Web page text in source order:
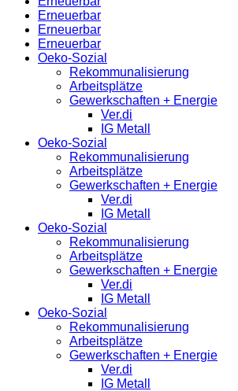
Erneuerbar
Erneuerbar
Erneuerbar
Oeko-Sozial
Rekommunalisierung
Arbeitsplätze
Gewerkschaften + Energie
Ver.di
IG Metall
Oeko-Sozial
Rekommunalisierung
Arbeitsplätze
Gewerkschaften + Energie
Ver.di
IG Metall
Oeko-Sozial
Rekommunalisierung
Arbeitsplätze
Gewerkschaften + Energie
Ver.di
IG Metall
Oeko-Sozial
Rekommunalisierung
Arbeitsplätze
Gewerkschaften + Energie
Ver.di
IG Metall